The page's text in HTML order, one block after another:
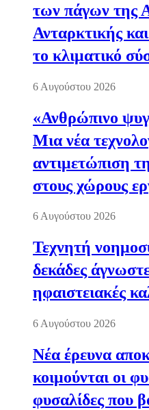
των πάγων της
Ανταρκτικής
το κλιματικό
6 Αυγούστου 2026
«Ανθρώπινο
Μια νέα
αντιμετώπιση
στους χώρους
6 Αυγούστου 2026
Τεχνητή
δεκάδες
ηφαιστειακές
6 Αυγούστου 2026
Νέα έρευνα
κοιμούνται οι
φυσαλίδες που